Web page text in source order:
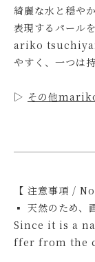
綺麗な水と穏や
表現するパール
ariko
やすく、一つは
▷ その他
【 注意事項 /
▪ 天然のため、
Since it is a
ffer from the